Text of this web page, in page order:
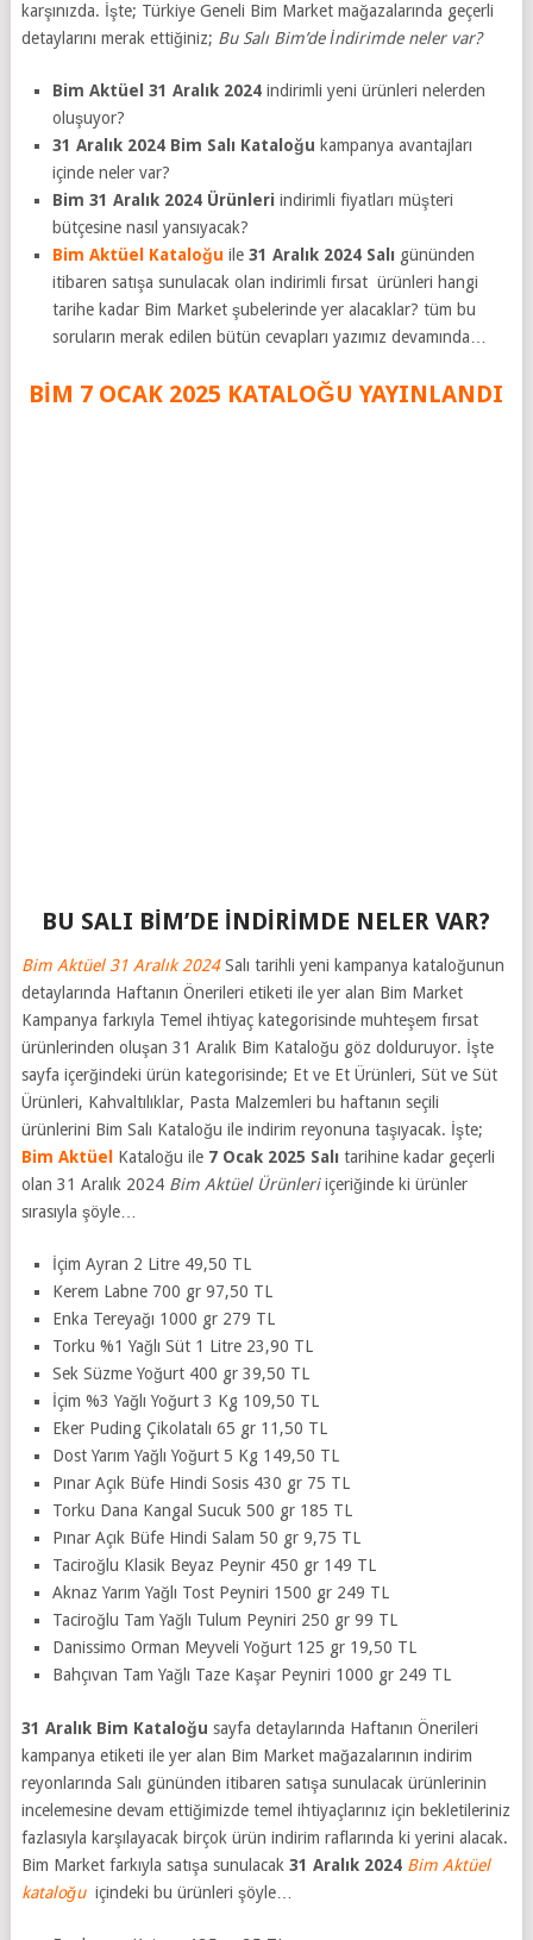
karşınızda. İşte; Türkiye Geneli Bim Market mağazalarında geçerli
detaylarını merak ettiğiniz; Bu Salı Bim’de İndirimde neler var?
Bim Aktüel 31 Aralık 2024 indirimli yeni ürünleri nelerden
oluşuyor?
31 Aralık 2024 Bim Salı Kataloğu kampanya avantajları
içinde neler var?
Bim 31 Aralık 2024 Ürünleriindirimli fiyatları müşteri
bütçesine nasıl yansıyacak?
Bim Aktüel Kataloğu ile31 Aralık 2024 Salı gününden
itibaren satışa sunulacak olan indirimli fırsat ürünleri hangi
tarihe kadar Bim Market şubelerinde yer alacaklar? tüm bu
soruların merak edilen bütün cevapları yazımız devamında…
BİM 7 OCAK 2025 KATALOĞU YAYINLANDI
BU SALI BİM’DE İNDİRİMDE NELER VAR?
Bim Aktüel 31 Aralık 2024Salı tarihli yeni kampanya kataloğunun
detaylarında Haftanın Önerileri etiketi ile yer alan Bim Market
Kampanya farkıyla Temel ihtiyaç kategorisinde muhteşem fırsat
ürünlerinden oluşan 31 Aralık Bim Kataloğu göz dolduruyor. İşte
sayfa içerğindeki ürün kategorisinde; Et ve Et Ürünleri, Süt ve Süt
Ürünleri, Kahvaltılıklar, Pasta Malzemleri bu haftanın seçili
ürünlerini Bim Salı Kataloğu ile indirim reyonuna taşıyacak. İşte;
Bim Aktüel
Kataloğu ile7 Ocak 2025 Salı tarihine kadar geçerli
olan 31 Aralık 2024 Bim Aktüel Ürünleriiçeriğinde ki ürünler
sırasıyla şöyle…
İçim Ayran 2 Litre 49,50 TL
Kerem Labne 700 gr 97,50 TL
Enka Tereyağı 1000 gr 279 TL
Torku %1 Yağlı Süt 1 Litre 23,90 TL
Sek Süzme Yoğurt 400 gr 39,50 TL
İçim %3 Yağlı Yoğurt 3 Kg 109,50 TL
Eker Puding Çikolatalı 65 gr 11,50 TL
Dost Yarım Yağlı Yoğurt 5 Kg 149,50 TL
Pınar Açık Büfe Hindi Sosis 430 gr 75 TL
Torku Dana Kangal Sucuk 500 gr 185 TL
Pınar Açık Büfe Hindi Salam 50 gr 9,75 TL
Taciroğlu Klasik Beyaz Peynir 450 gr 149 TL
Aknaz Yarım Yağlı Tost Peyniri 1500 gr 249 TL
Taciroğlu Tam Yağlı Tulum Peyniri 250 gr 99 TL
Danissimo Orman Meyveli Yoğurt 125 gr 19,50 TL
Bahçıvan Tam Yağlı Taze Kaşar Peyniri 1000 gr 249 TL
31 Aralık Bim Kataloğu sayfa detaylarında Haftanın Önerileri
kampanya etiketi ile yer alan Bim Market mağazalarının indirim
reyonlarında Salı gününden itibaren satışa sunulacak ürünlerinin
incelemesine devam ettiğimizde temel ihtiyaçlarınız için bekletileriniz
fazlasıyla karşılayacak birçok ürün indirim raflarında ki yerini alacak.
Bim Market farkıyla satışa sunulacak 31 Aralık 2024 Bim Aktüel
kataloğu içindeki bu ürünleri şöyle…